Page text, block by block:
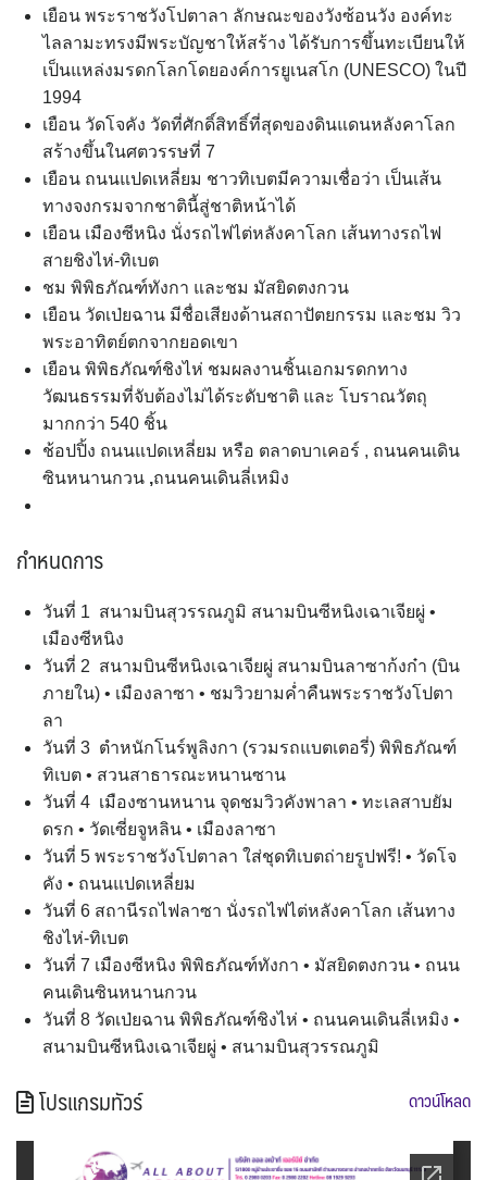
เยือน พระราชวังโปตาลา ลักษณะของวังซ้อนวัง องค์ทะ
ไลลามะทรงมีพระบัญชาให้สร้าง ได้รับการขึ้นทะเบียนให้
เป็นแหล่งมรดกโลกโดยองค์การยูเนสโก (UNESCO) ในปี
1994
เยือน วัดโจคัง วัดที่ศักดิ์สิทธิ์ที่สุดของดินแดนหลังคาโลก
สร้างขึ้นในศตวรรษที่ 7
เยือน ถนนแปดเหลี่ยม ชาวทิเบตมีความเชื่อว่า เป็นเส้น
ทางจงกรมจากชาตินี้สู่ชาติหน้าได้
เยือน เมืองซีหนิง นั่งรถไฟไต่หลังคาโลก เส้นทางรถไฟ
สายชิงไห่-ทิเบต
ชม พิพิธภัณฑ์ทังกา และชม มัสยิดตงกวน
เยือน วัดเป่ยฉาน มีชื่อเสียงด้านสถาปัตยกรรม และชม วิว
พระอาทิตย์ตกจากยอดเขา
เยือน พิพิธภัณฑ์ชิงไห่ ชมผลงานชิ้นเอกมรดกทาง
วัฒนธรรมที่จับต้องไม่ได้ระดับชาติ และ โบราณวัตถุ
มากกว่า 540 ชิ้น
ช้อปปิ้ง ถนนแปดเหลี่ยม หรือ ตลาดบาเคอร์ , ถนนคนเดิน
ซินหนานกวน ,ถนนคนเดินลี่เหมิง
กำหนดการ
วันที่ 1 สนามบินสุวรรณภูมิ สนามบินซีหนิงเฉาเจียผู่ •
เมืองซีหนิง
วันที่ 2 สนามบินซีหนิงเฉาเจียผู่ สนามบินลาซาก้งก๋า (บิน
ภายใน) • เมืองลาซา • ชมวิวยามค่ำคืนพระราชวังโปตา
ลา
วันที่ 3 ตำหนักโนร์พูลิงกา (รวมรถแบตเตอรี่) พิพิธภัณฑ์
ทิเบต • สวนสาธารณะหนานซาน
วันที่ 4 เมืองซานหนาน จุดชมวิวคังพาลา • ทะเลสาบยัม
ดรก • วัดเซี่ยจูหลิน • เมืองลาซา
วันที่ 5 พระราชวังโปตาลา ใส่ชุดทิเบตถ่ายรูปฟรี! • วัดโจ
คัง • ถนนแปดเหลี่ยม
วันที่ 6 สถานีรถไฟลาซา นั่งรถไฟไต่หลังคาโลก เส้นทาง
ชิงไห่-ทิเบต
วันที่ 7 เมืองซีหนิง พิพิธภัณฑ์ทังกา • มัสยิดตงกวน • ถนน
คนเดินซินหนานกวน
วันที่ 8 วัดเป่ยฉาน พิพิธภัณฑ์ชิงไห่ • ถนนคนเดินลี่เหมิง •
สนามบินซีหนิงเฉาเจียผู่ • สนามบินสุวรรณภูมิ
โปรแกรมทัวร์ ดาวน์โหลด